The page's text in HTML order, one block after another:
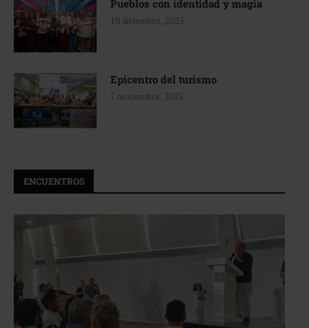
Pueblos con identidad y magia
10 diciembre, 2025
Epicentro del turismo
7 noviembre, 2025
ENCUENTROS